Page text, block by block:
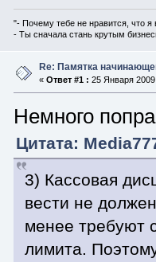
"- Почему тебе не нравится, что я
- Ты сначала стань крутым
Re: Памятка
« Ответ #1 : 25 Января
Немного
Цитата:
3) Кассовая
вести не
менее требуют
лимита.